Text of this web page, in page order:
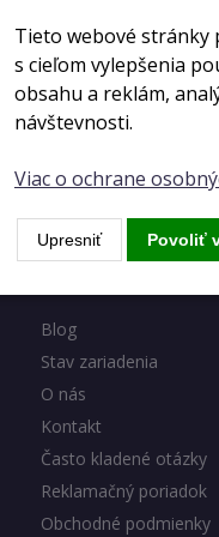
Výhody
Blog
Stav zariadenia
O nás
Kontakt
Často kladené otázky
Reklamačný poriadok
Obchodné podmienky
Tieto webové stránky
s cieľom vylepšenia
obsahu a reklám,
návštevnosti.
Viac o ochrane
Upresniť Povoliť